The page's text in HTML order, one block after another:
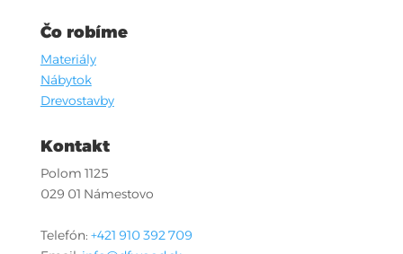
Čo robíme
Materiály
Nábytok
Drevostavby
Kontakt
Polom 1125
029 01 Námestovo
Telefón: +421 910 392 709